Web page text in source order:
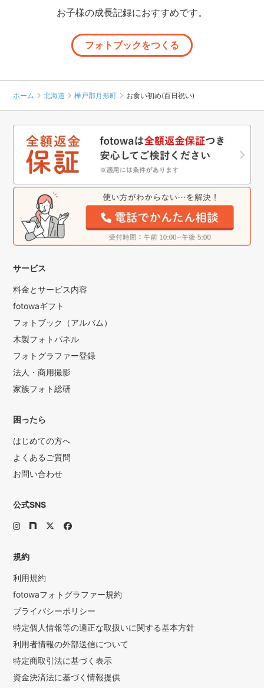
お子様の成長記録におすすめです。
フォトブックをつくる
ホーム 北海道 樺戸郡月形町 お食い初め(百日祝い)
サービス
料金とサービス内容
fotowaギフト
フォトブック（アルバム）
木製フォトパネル
フォトグラファー登録
法人・商用撮影
家族フォト総研
困ったら
はじめての方へ
よくあるご質問
お問い合わせ
公式SNS
規約
利用規約
fotowaフォトグラファー規約
プライバシーポリシー
特定個人情報等の適正な取扱いに関する基本方針
利用者情報の外部送信について
特定商取引法に基づく表示
資金決済法に基づく情報提供